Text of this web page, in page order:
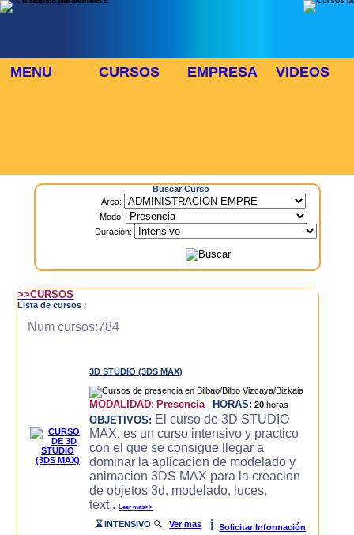
MENU CURSOS EMPRESA VIDEOS
Buscar Curso
Area:
Modo:
Duración:
>>CURSOS
Lista de cursos :
Num cursos:784
3D STUDIO (3DS MAX)
MODALIDAD: Presencia HORAS: 20 horas
OBJETIVOS: El curso de 3D STUDIO
MAX, es un curso intensivo y practico
con el que se consigue llegar a
dominar la aplicacion de modelado y
animacion 3DS MAX para la creacion
de objetos 3d, modelado, luces,
text..Leer mas>>
⌛ INTENSIVO 🔍Ver mas i Solicitar Información